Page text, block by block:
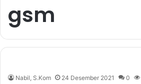
gsm
Nabil, S.Kom 24 Desember 2021 0